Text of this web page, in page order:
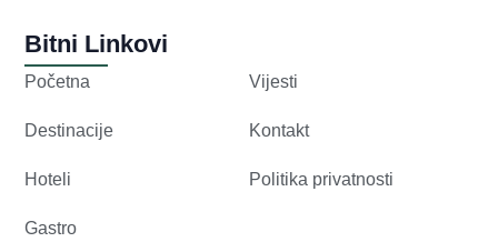
Bitni Linkovi
Početna
Destinacije
Hoteli
Gastro
Vijesti
Kontakt
Politika privatnosti